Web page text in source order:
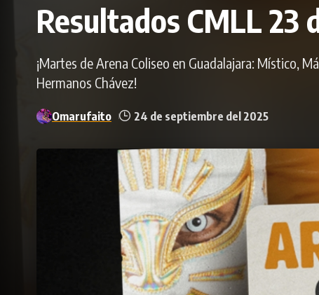
Resultados CMLL 23
¡Martes de Arena Coliseo en Guadalajara: Místico,
Hermanos Chávez!
Omarufaito 24 de septiembre del 2025